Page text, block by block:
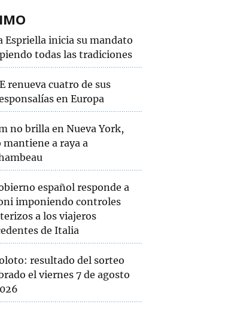
Espriella inicia su mandato
todas las tradiciones
renueva cuatro de sus
en Europa
no brilla en Nueva York,
mantiene a raya a
español responde a
imponiendo controles
a los viajeros
de Italia
resultado del sorteo
el viernes 7 de agosto